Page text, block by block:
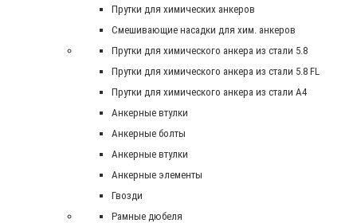
Прутки для химических анкеров
Смешивающие насадки для хим. анкеров
Прутки для химического анкера из стали 5.8
Прутки для химического анкера из стали 5.8 FL
Прутки для химического анкера из стали А4
Анкерные втулки
Анкерные болты
Анкерные втулки
Анкерные элементы
Гвозди
Рамные дюбеля